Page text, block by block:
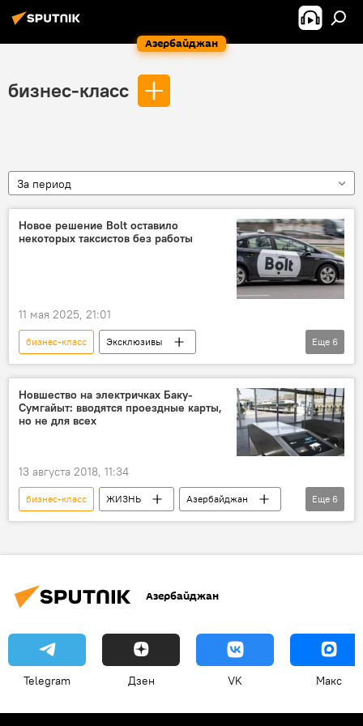
Азербайджан
бизнес-класс
За период
Новое решение Bolt оставило
некоторых таксистов без работы
11 мая 2025, 21:01
бизнес-класс
Эксклюзивы
Азербайджан
Общество
Общественный транспорт
Водитель такси
служба такси Bolt
Еще 6
Новшество на электричках Баку-
Сумгайыт: вводятся проездные карты,
но не для всех
13 августа 2018, 11:34
бизнес-класс ЖИЗНЬ
Азербайджан
Новости
Экономика
Электричка
Еще 6
Азербайджан
Telegram Дзен VK Макс